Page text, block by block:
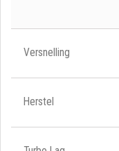
Versnelling
Herstel